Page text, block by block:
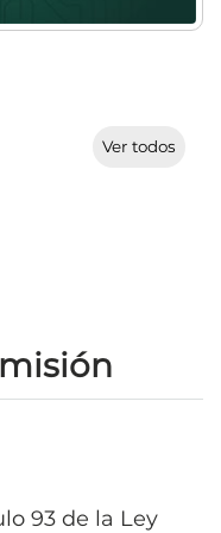
Ver todos
93 de la Ley